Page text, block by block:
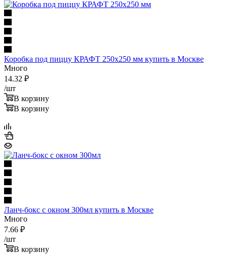
Коробка под пиццу КРАФТ 250х250 мм купить в Москве
Много
14.32 ₽
/шт
В корзину
В корзину
Ланч-бокс с окном 300мл купить в Москве
Много
7.66 ₽
/шт
В корзину